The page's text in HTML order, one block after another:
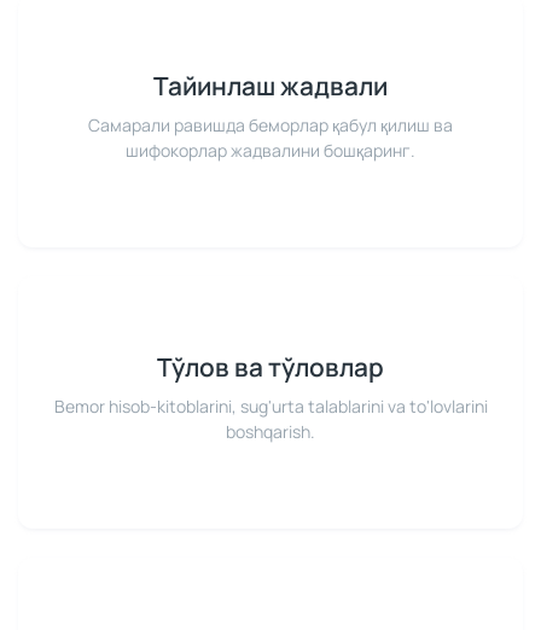
Тайинлаш жадвали
Самарали равишда беморлар қабул қилиш ва
шифокорлар жадвалини бошқаринг.
Тўлов ва тўловлар
Bemor hisob-kitoblarini, sug'urta talablarini va to'lovlarini
boshqarish.